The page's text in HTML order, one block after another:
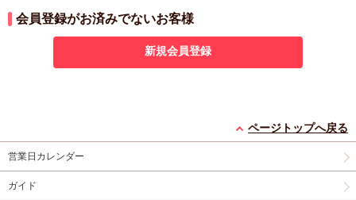
会員登録がお済みでないお客様
新規会員登録
ページトップへ戻る
営業日カレンダー
ガイド